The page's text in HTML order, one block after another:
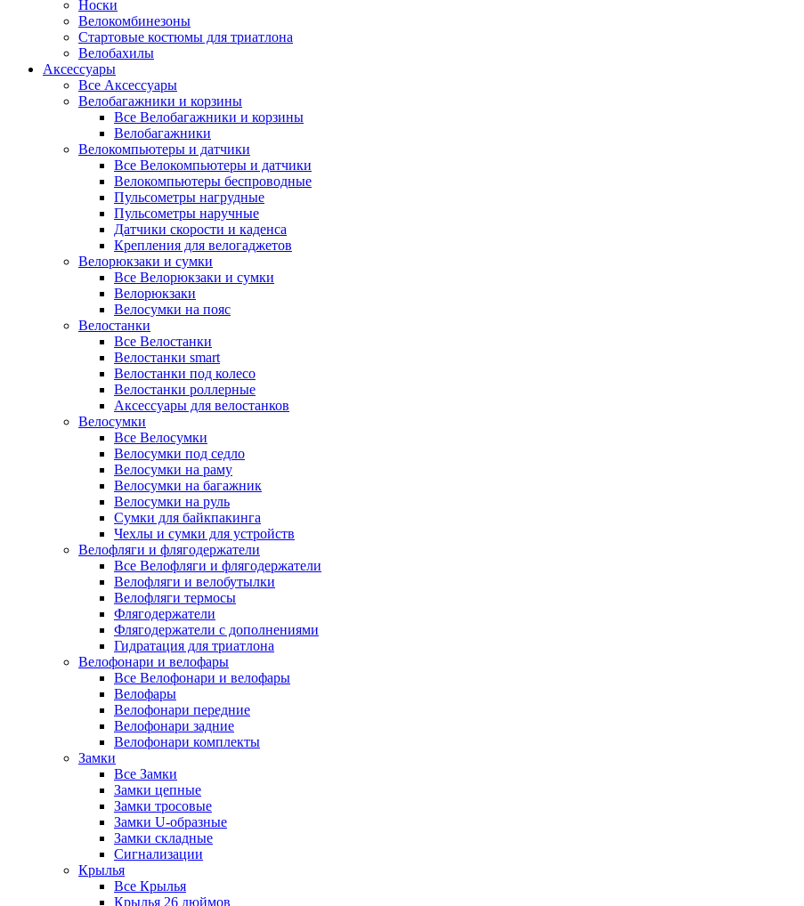
Носки
Велокомбинезоны
Стартовые костюмы для триатлона
Велобахилы
Аксессуары
Все Аксессуары
Велобагажники и корзины
Все Велобагажники и корзины
Велобагажники
Велокомпьютеры и датчики
Все Велокомпьютеры и датчики
Велокомпьютеры беспроводные
Пульсометры нагрудные
Пульсометры наручные
Датчики скорости и каденса
Крепления для велогаджетов
Велорюкзаки и сумки
Все Велорюкзаки и сумки
Велорюкзаки
Велосумки на пояс
Велостанки
Все Велостанки
Велостанки smart
Велостанки под колесо
Велостанки роллерные
Аксессуары для велостанков
Велосумки
Все Велосумки
Велосумки под седло
Велосумки на раму
Велосумки на багажник
Велосумки на руль
Сумки для байкпакинга
Чехлы и сумки для устройств
Велофляги и флягодержатели
Все Велофляги и флягодержатели
Велофляги и велобутылки
Велофляги термосы
Флягодержатели
Флягодержатели с дополнениями
Гидратация для триатлона
Велофонари и велофары
Все Велофонари и велофары
Велофары
Велофонари передние
Велофонари задние
Велофонари комплекты
Замки
Все Замки
Замки цепные
Замки тросовые
Замки U-образные
Замки складные
Сигнализации
Крылья
Все Крылья
Крылья 26 дюймов